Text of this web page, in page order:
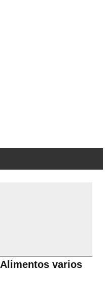
Alimentos varios